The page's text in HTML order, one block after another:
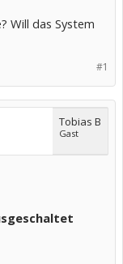
Will das System
#1
Tobias B
Gast